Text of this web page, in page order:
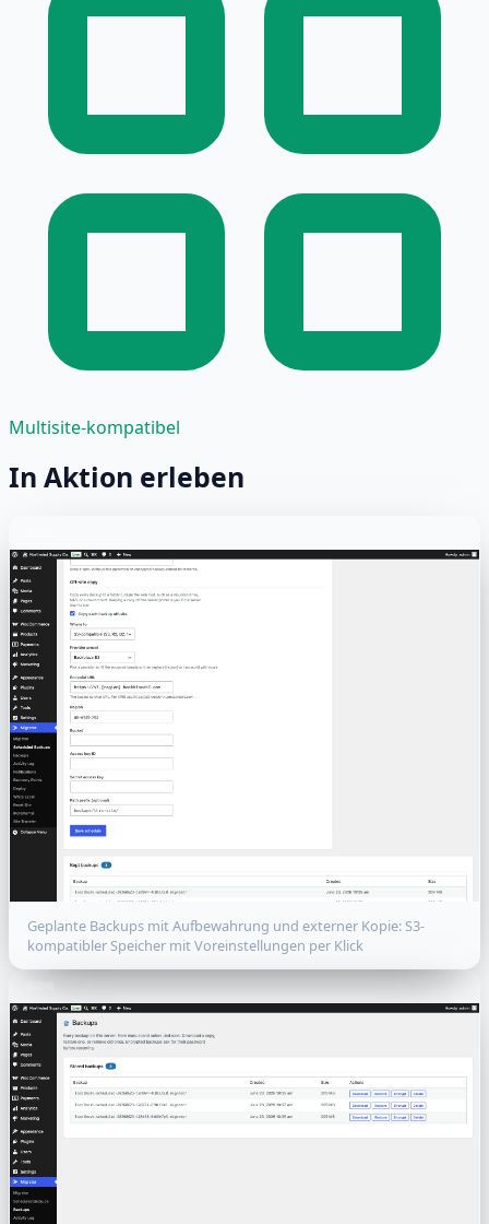
Multisite-kompatibel
In Aktion erleben
Geplante Backups mit Aufbewahrung und externer Kopie: S3-
kompatibler Speicher mit Voreinstellungen per Klick